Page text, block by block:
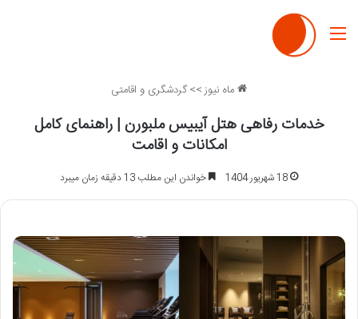
منو
ماه نیوز>>گردشگری و اقامتی
خدمات رفاهی هتل آیبیس ملبورن | راهنمای کامل
امکانات و اقامت
18 شهریور 1404 خواندن این مطلب 13 دقیقه زمان میبرد